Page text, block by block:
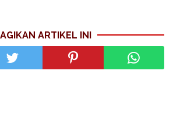
ARTIKEL INI